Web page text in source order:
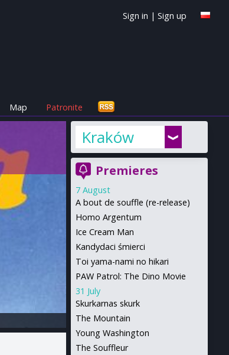
Sign in | Sign up
Map Patronite
Kraków
Premieres
7 August
A bout de souffle (re-release)
Homo Argentum
Ice Cream Man
Kandydaci śmierci
Toi yama-nami no hikari
PAW Patrol: The Dino Movie
31 July
Skurkarnas skurk
The Mountain
Young Washington
The Souffleur